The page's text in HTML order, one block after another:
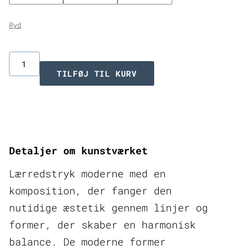
Ryd
Lærredstryk
moderne
TILFØJ TIL KURV
Detaljer om kunstværket
Lærredstryk moderne med en
komposition, der fanger den
nutidige æstetik gennem linjer og
former, der skaber en harmonisk
balance. De moderne former